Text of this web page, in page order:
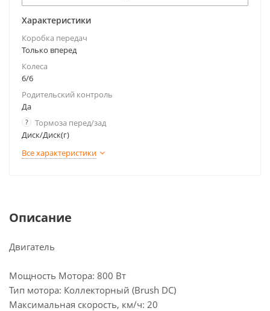
Характеристики
Коробка передач
Только вперед
Колеса
6/6
Родительский контроль
Да
?
Тормоза перед/зад
Диск/Диск(г)
Все характеристики
Описание
Двигатель
Мощность Мотора: 800 Вт
Тип мотора: Коллекторный (Brush DC)
Максимальная скорость, км/ч: 20